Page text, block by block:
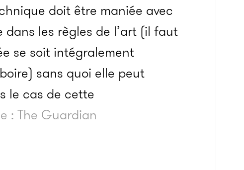
doit être maniée avec
les règles de l’art (il faut
se soit intégralement
sans quoi elle peut
le cas de cette
: The Guardian